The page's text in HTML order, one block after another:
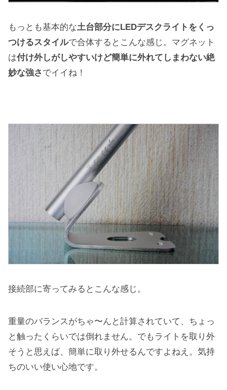
もっとも基本的な土台部分にLEDデスクライトをくっ
つけるスタイルで合体するとこんな感じ。マグネット
は付け外しがしやすいけど簡単に外れてしまわない絶
妙な強さ でイイね！
接続部に寄ってみるとこんな感じ。
重量のバランスがちゃ〜んと計算されていて、ちょっ
と触ったくらいでは倒れません。でもライトを取り外
そうと思えば、簡単に取り外せるんですよねえ。気持
ちのいい使い心地です。